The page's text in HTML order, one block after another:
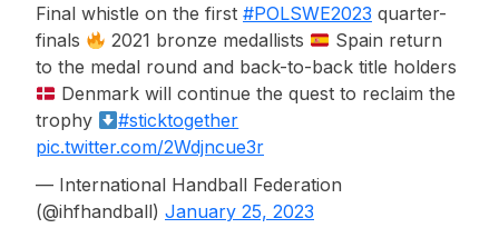
Final whistle on the first #POLSWE2023 quarter-
finals
2021 bronze medallists
Spain return
to the medal round and back-to-back title holders
Denmark will continue the quest to reclaim the
trophy
#sticktogether
pic.twitter.com/2Wdjncue3r
— International Handball Federation
(@ihfhandball) January 25, 2023